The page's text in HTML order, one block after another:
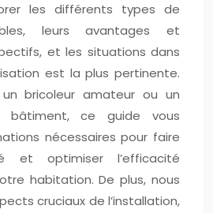
les différents types de
leurs avantages et
et les situations dans
est la plus pertinente.
bricoleur amateur ou un
bâtiment, ce guide vous
nécessaires pour faire
et optimiser l’efficacité
habitation. De plus, nous
cruciaux de l’installation,